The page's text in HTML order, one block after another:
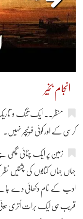
انجام بخیر
منظر۔۔ ایک تنگ و تاریک
کرسی کے اور کوئی فرنیچر نہیں۔
زمین پر ایک چٹائی بچھی
جہاں جہاں کتابوں کی پشتیں نظر
ادب کے نام دکھائی دے
قریب ہی ایک برات اُتری